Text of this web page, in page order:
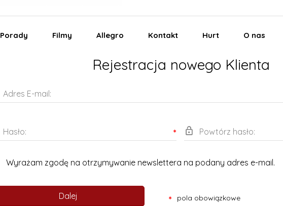
Porady Filmy Allegro Kontakt Hurt O nas
Rejestracja nowego Klienta
Adres E-mail:
*
Hasło: Powtórz hasło:
Wyrażam zgodę na otrzymywanie newslettera na podany adres e-mail.
Dalej * pola obowiązkowe